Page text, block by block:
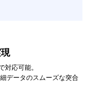
対応可能。
データのスムーズな突合